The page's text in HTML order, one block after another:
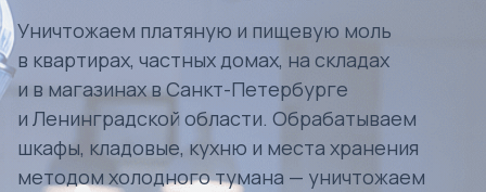
Уничтожаем платяную и пищевую моль
в квартирах, частных домах, на складах
и в магазинах в Санкт-Петербурге
и Ленинградской области. Обрабатываем
шкафы, кладовые, кухню и места хранения
методом холодного тумана — уничтожаем